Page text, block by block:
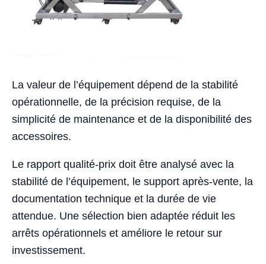
La valeur de l’équipement dépend de la stabilité
opérationnelle, de la précision requise, de la
simplicité de maintenance et de la disponibilité des
accessoires.
Le rapport qualité-prix doit être analysé avec la
stabilité de l’équipement, le support après-vente, la
documentation technique et la durée de vie
attendue. Une sélection bien adaptée réduit les
arrêts opérationnels et améliore le retour sur
investissement.